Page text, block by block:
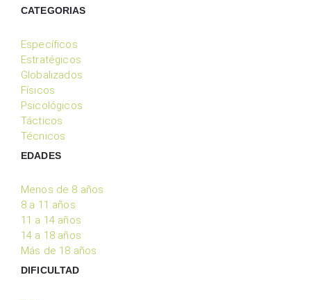
CATEGORIAS
Específicos
Estratégicos
Globalizados
Físicos
Psicológicos
Tácticos
Técnicos
EDADES
Menos de 8 años
8 a 11 años
11 a 14 años
14 a 18 años
Más de 18 años
DIFICULTAD